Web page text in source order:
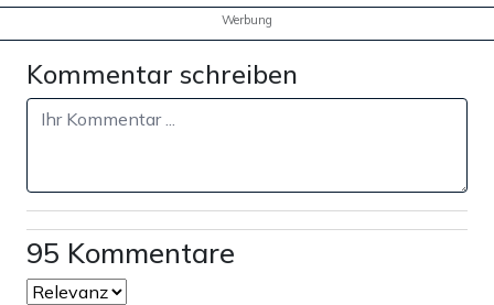
Werbung
Kommentar schreiben
95 Kommentare